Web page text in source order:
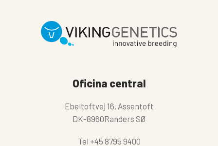
Oficina central
Ebeltoftvej 16, Assentoft
DK-8960Randers SØ
Tel +45 8795 9400